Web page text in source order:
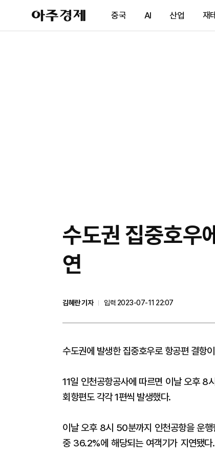
아
주
제
중국 AI 산업 재
수도권 집중호우
연
김혜란 기자
입력 2023-07-11 22:07
수도권에 발생한 집중호우로 항공편 결항
11일 인천공항공사에 따르면 이날 오후
회항편도 각각 1편씩 발생했다.
이날 오후 8시 50분까지 인천공항을 운
중 36.2%에 해당되는 여객기가 지연됐